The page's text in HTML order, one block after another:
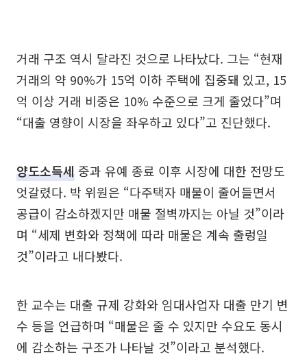
거래 구조 역시 달라진 것으로 나타났다. 그는 “현재
거래의 약 90%가 15억 이하 주택에 집중돼 있고, 15
억 이상 거래 비중은 10% 수준으로 크게 줄었다”며
“대출 영향이 시장을 좌우하고 있다”고 진단했다.
양도소득세 중과 유예 종료 이후 시장에 대한 전망도
엇갈렸다. 박 위원은 “다주택자 매물이 줄어들면서
공급이 감소하겠지만 매물 절벽까지는 아닐 것”이라
며 “세제 변화와 정책에 따라 매물은 계속 출렁일
것”이라고 내다봤다.
한 교수는 대출 규제 강화와 임대사업자 대출 만기 변
수 등을 언급하며 “매물은 줄 수 있지만 수요도 동시
에 감소하는 구조가 나타날 것”이라고 분석했다.